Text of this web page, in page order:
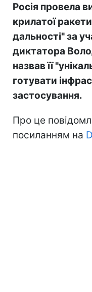
Росія провела
крилатої
дальності" за
диктатора
назвав її
готувати
застосування.
Про це
посиланням на